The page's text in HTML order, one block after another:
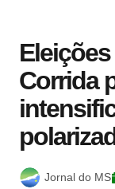
Corrida
Jornal do MS